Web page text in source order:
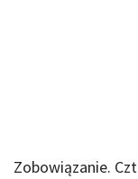
Zobowiązanie.